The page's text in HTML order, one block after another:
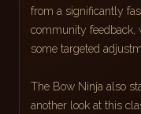
from a significantly
community feedback,
some targeted
The Bow Ninja also
another look at this